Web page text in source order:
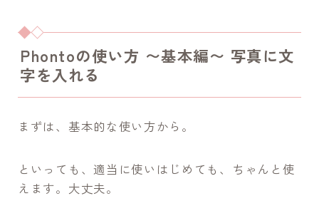
Phontoの使い方 〜基本編〜 写真に文
字を入れる
まずは、基本的な使い方から。
といっても、適当に使いはじめても、ちゃんと使
えます。大丈夫。